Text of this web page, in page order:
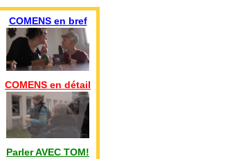
COMENS en bref
COMENS en détail
Parler AVEC TOM!